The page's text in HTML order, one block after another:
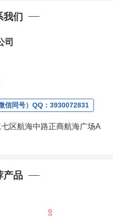
先发货和
前来询购
我们
司
信同号）QQ：3930072831
区航海中路正商航海广场A
产品